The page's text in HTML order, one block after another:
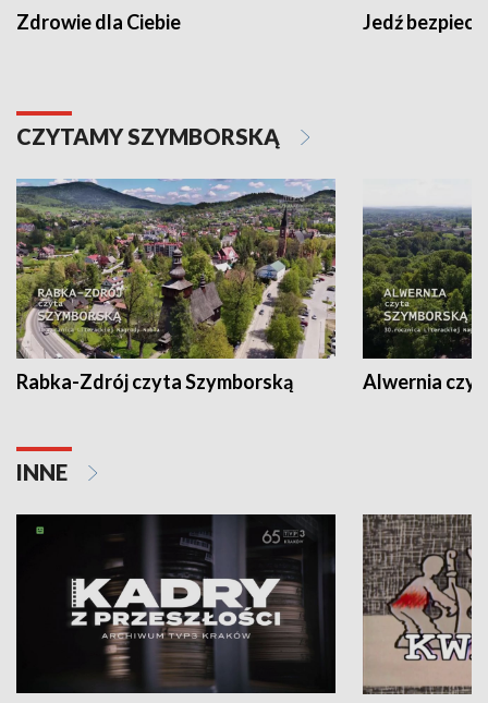
Zdrowie dla Ciebie Jedź
CZYTAMY SZYMBORSKĄ
Rabka-Zdrój czyta Szymborską Alwernia
INNE